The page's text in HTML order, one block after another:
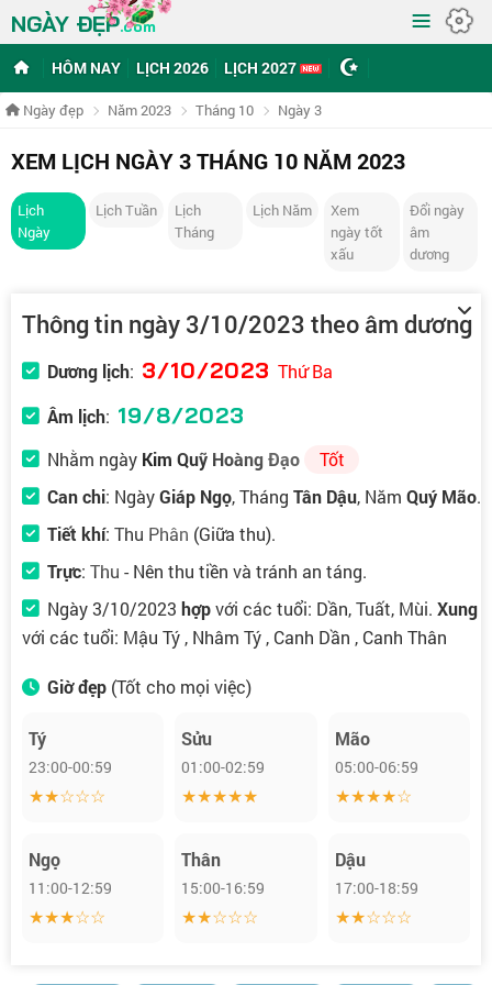
NGÀY ĐẸP.com ≡
HÔM NAY LỊCH 2026 LỊCH 2027
Ngày đẹp Năm 2023 Tháng 10 Ngày 3
XEM LỊCH NGÀY 3 THÁNG 10 NĂM 2023
Lịch
Ngày
Lịch Tuần
Lịch
Tháng
Lịch Năm
Xem
ngày tốt
xấu
Đổi ngày
âm
dương
Thông tin ngày 3/10/2023 theo âm dương
Dương lịch: 3/10/2023 Thứ Ba
Âm lịch: 19/8/2023
Nhằm ngày Kim Quỹ Hoàng Đạo
Tốt
Can chi: NgàyGiáp Ngọ, Tháng Tân Dậu, Năm Quý Mão.
Tiết khí: Thu Phân (Giữa thu).
Trực: Thu - Nên thu tiền và tránh an táng.
Ngày 3/10/2023 hợpvới các tuổi: Dần, Tuất, Mùi. Xung
với các tuổi: Mậu Tý , Nhâm Tý , Canh Dần , Canh Thân
Giờ đẹp (Tốt cho mọi việc)
Tý
23:00-00:59
★★☆☆☆
Sửu
01:00-02:59
★★★★★
Mão
05:00-06:59
★★★★☆
Ngọ
11:00-12:59
★★★☆☆
Thân
15:00-16:59
★★☆☆☆
Dậu
17:00-18:59
★★☆☆☆